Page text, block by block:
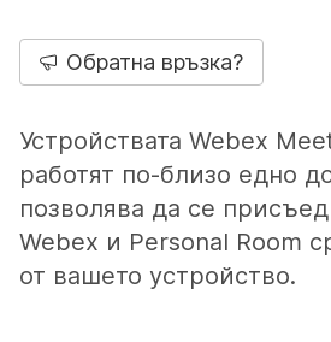
Обратна връзка?
Устройствата Webex
работят по-близо едно
позволява да се
Webex и Personal Room
от вашето устройство.